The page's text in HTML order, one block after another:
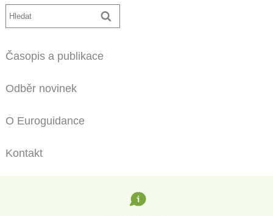
Časopis a publikace
Odběr novinek
O Euroguidance
Kontakt